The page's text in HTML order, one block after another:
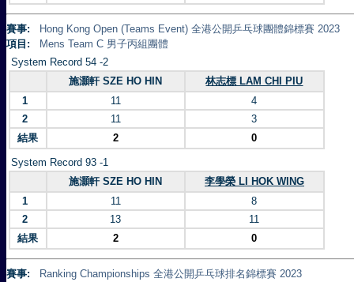
賽事:
Hong Kong Open (Teams Event) 全港公開乒乓球團體錦標賽 2023
項目:
Mens Team C 男子丙組團體
System Record 54 -2
施灝軒 SZE HO HIN
林志標 LAM CHI PIU
1
11
4
2
11
3
結果
2 0
System Record 93 -1
施灝軒 SZE HO HIN
李學榮 LI HOK WING
1
11
8
2
13
11
結果
2 0
賽事:
Ranking Championships 全港公開乒乓球排名錦標賽 2023